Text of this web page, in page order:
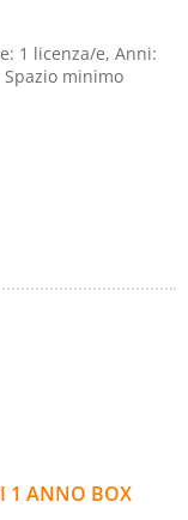
1 licenza/e, Anni:
minimo
1 ANNO BOX